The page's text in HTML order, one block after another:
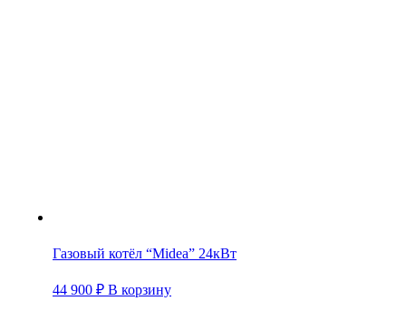
Газовый котёл “Midea” 24кВт
44 900 ₽ В корзину